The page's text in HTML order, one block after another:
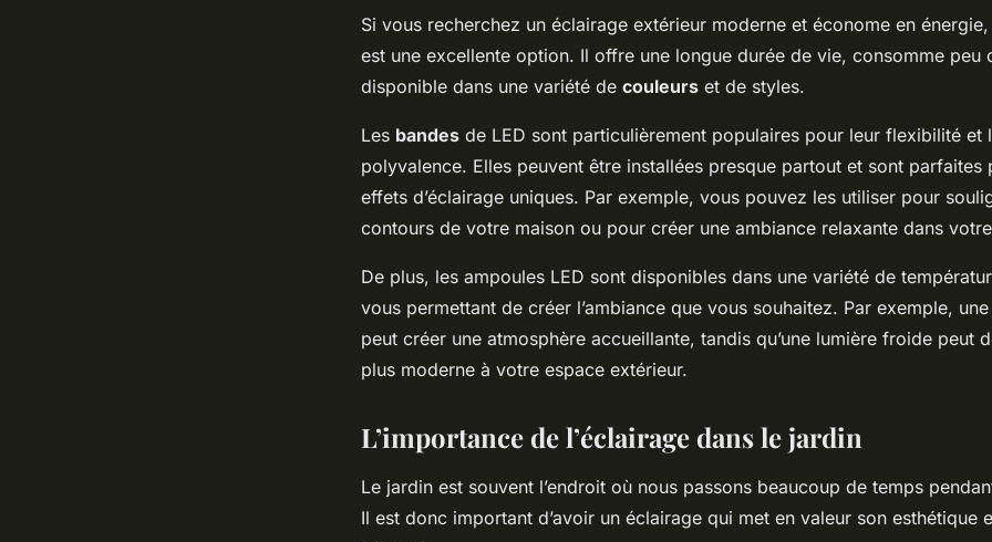
Si vous recherchez un éclairage extérieur moderne et économe en
est une excellente option. Il offre une longue durée de vie, consomme peu
disponible dans une variété de couleurs et de styles.
Les bandes de LED sont particulièrement populaires pour leur flexibilité et
polyvalence. Elles peuvent être installées presque partout et sont parfaites
effets d’éclairage uniques. Par exemple, vous pouvez les utiliser pour
contours de votre maison ou pour créer une ambiance relaxante dans
De plus, les ampoules LED sont disponibles dans une variété de
vous permettant de créer l’ambiance que vous souhaitez. Par exemple,
peut créer une atmosphère accueillante, tandis qu’une lumière froide peut
plus moderne à votre espace extérieur.
L’importance de l’éclairage dans le jardin
Le jardin est souvent l’endroit où nous passons beaucoup de temps
Il est donc important d’avoir un éclairage qui met en valeur son esthétique